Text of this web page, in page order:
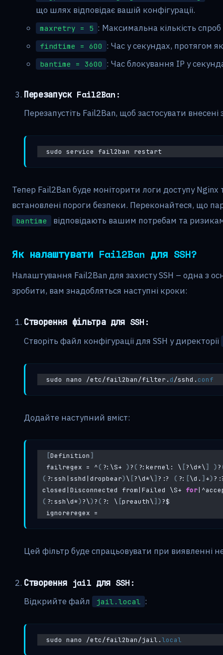
що шлях відповідає вашій конфігурації.
maxretry = 5 : Максимальна кількість
findtime = 600 : Час у секундах, протягом
bantime = 3600 : Час блокування IP у
Перезапуск Fail2Ban:
Перезапустіть Fail2Ban, щоб застосувати внесені
sudo service fail2ban restart
Тепер Fail2Ban буде моніторити логи доступу
встановлені пороги безпеки. Переконайтеся, що
bantime відповідають вашим потребам та
Як налаштувати Fail2Ban для SSH?
Налаштування Fail2Ban для захисту SSH – одна з
зробити, вам знадобляться наступні кроки:
Створення фільтра для SSH:
Створіть файл конфігурації для SSH у директорії
sudo nano /etc/fail2ban/filter. d/sshd. conf
Додайте наступний вміст:
[Definition ]
failregex = ^( ?:\S+ )? ( ?:kernel: \ [?\d*\] )?
( ?:ssh|sshd|dropbear)\ [?\d*\] ?:? ( ?: [\d. ] +)
closed|Disconnected from|Failed \S+ for
( ?:ssh\d*)?\)? ( ?: \ [preauth\])?$
ignoreregex =
Цей фільтр буде спрацьовувати при виявленні
Створення jail для SSH:
Відкрийте файл jail.local :
sudo nano /etc/fail2ban/jail.local